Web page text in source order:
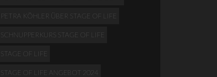
PETRA KÖHLER ÜBER STAGE OF LIFE
SCHNUPPERKURS STAGE OF LIFE
STAGE OF LIFE
STAGE OF LIFE ANGEBOT 2024